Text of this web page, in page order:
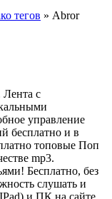
тегов » Abror
с
управление
бесплатно и в
топовые Поп
mp3.
Бесплатно, без
слушать и
и ПК на сайте